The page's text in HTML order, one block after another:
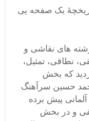
یک صفحه یی
رشته های نقاشی و
نطاقی، تمثیل،
که بخش
حسین سرآهنگ
پیش برده
و در بخش